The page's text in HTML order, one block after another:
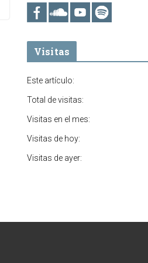
Visitas
Este artículo:
Total de visitas:
Visitas en el mes:
Visitas de hoy:
Visitas de ayer: